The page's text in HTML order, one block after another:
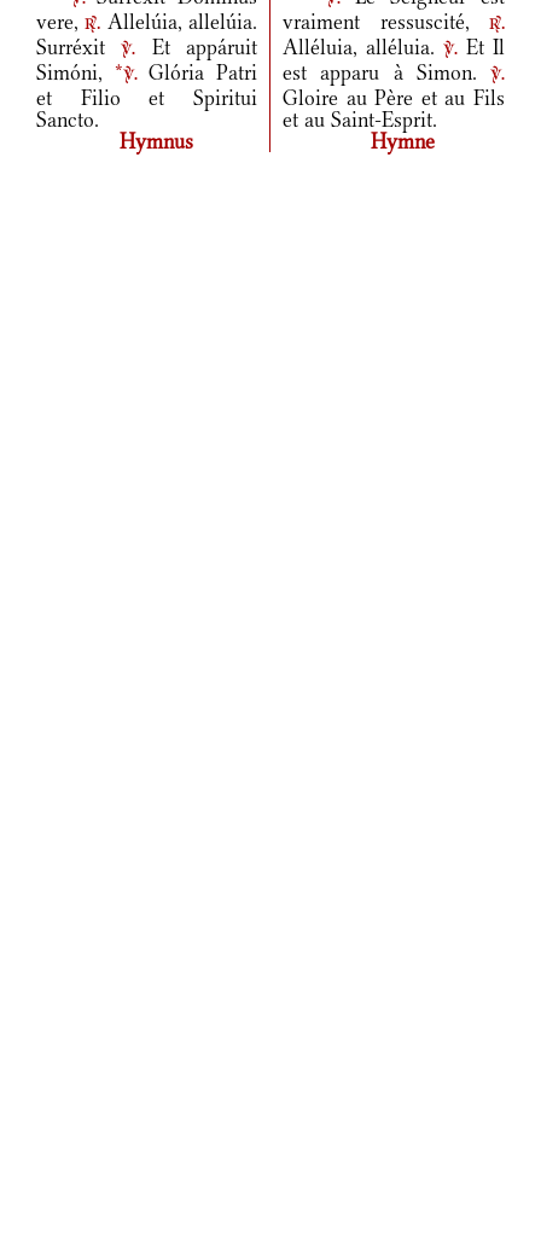
vere,r. Allelúia, allelúia.
Surréxitv.
Et appáruit
Simóni, *v.Glória Patri
et Filio et Spiritui
Sancto.
vraiment ressuscité,
r.
Alléluia, alléluia. v. Et Il
est apparu à Simon.
v.
Gloire au Père et au Fils
et au Saint-Esprit.
Hymnus
Hymne